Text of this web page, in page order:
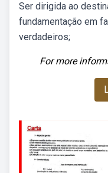
Ser dirigida ao
fundamentação em
verdadeiros;
For more